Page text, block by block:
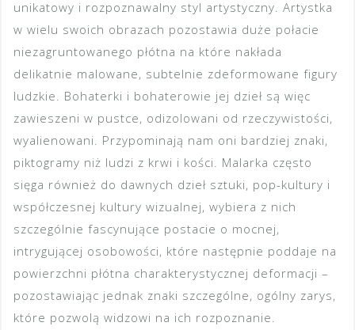
unikatowy i rozpoznawalny styl artystyczny. Artystka
w wielu swoich obrazach pozostawia duże połacie
niezagruntowanego płótna na które nakłada
delikatnie malowane, subtelnie zdeformowane figury
ludzkie. Bohaterki i bohaterowie jej dzieł są więc
zawieszeni w pustce, odizolowani od rzeczywistości,
wyalienowani. Przypominają nam oni bardziej znaki,
piktogramy niż ludzi z krwi i kości. Malarka często
sięga również do dawnych dzieł sztuki, pop-kultury i
współczesnej kultury wizualnej, wybiera z nich
szczególnie fascynujące postacie o mocnej,
intrygującej osobowości, które następnie poddaje na
powierzchni płótna charakterystycznej deformacji –
pozostawiając jednak znaki szczególne, ogólny zarys,
które pozwolą widzowi na ich rozpoznanie.